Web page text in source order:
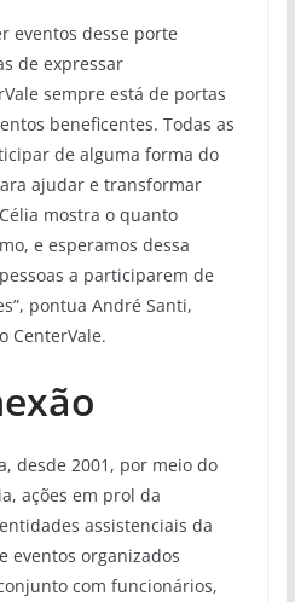
eventos desse porte
de expressar
sempre está de portas
beneficentes. Todas as
de alguma forma do
ajudar e transformar
mostra o quanto
e esperamos dessa
a participarem de
pontua André Santi,
CenterVale.
desde 2001, por meio do
ações em prol da
assistenciais da
eventos organizados
com funcionários,